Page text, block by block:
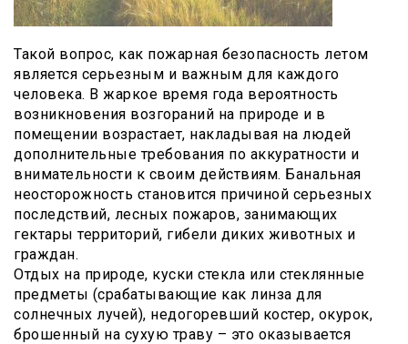
Такой вопрос, как пожарная безопасность летом
является серьезным и важным для каждого
человека. В жаркое время года вероятность
возникновения возгораний на природе и в
помещении возрастает, накладывая на людей
дополнительные требования по аккуратности и
внимательности к своим действиям. Банальная
неосторожность становится причиной серьезных
последствий, лесных пожаров, занимающих
гектары территорий, гибели диких животных и
граждан.
Отдых на природе, куски стекла или стеклянные
предметы (срабатывающие как линза для
солнечных лучей), недогоревший костер, окурок,
брошенный на сухую траву – это оказывается